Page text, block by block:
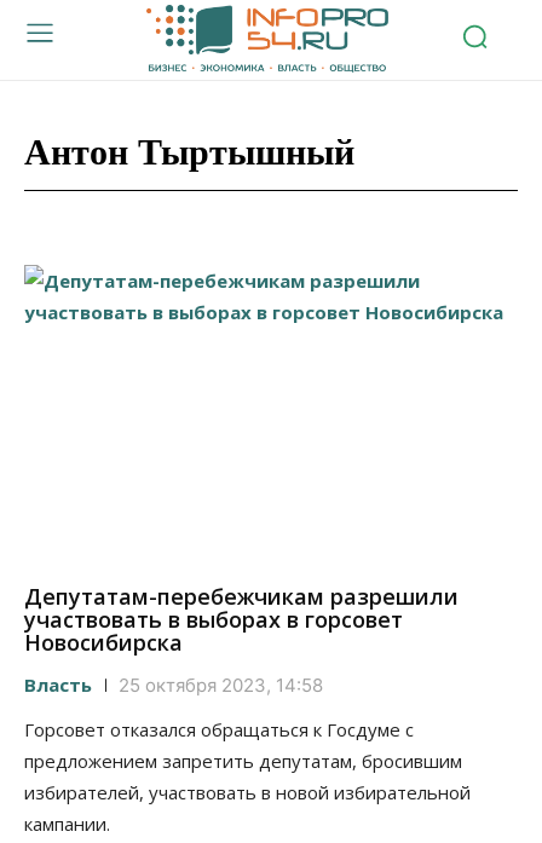
Антон Тыртышный
Депутатам-перебежчикам разрешили
участвовать в выборах в горсовет
Новосибирска
Власть 25 октября 2023, 14:58
Горсовет отказался обращаться к Госдуме с
предложением запретить депутатам, бросившим
избирателей, участвовать в новой избирательной
кампании.